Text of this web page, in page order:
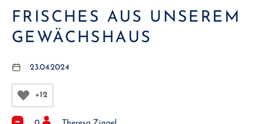
FRISCHES AUS UNSEREM
GEWÄCHSHAUS
23.04.2024
+12